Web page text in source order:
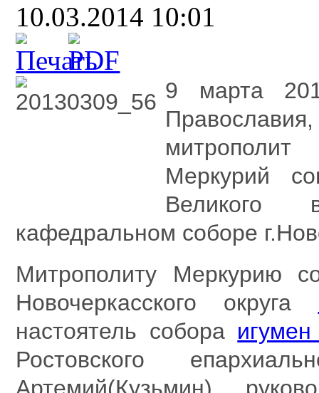
10.03.2014 10:01
9 марта
митрополит
Меркурий
Великого
кафедральном соборе
Митрополиту Меркурию
Новочеркасского округа
настоятель собора
Ростовского
Артемий(Кузьмин),